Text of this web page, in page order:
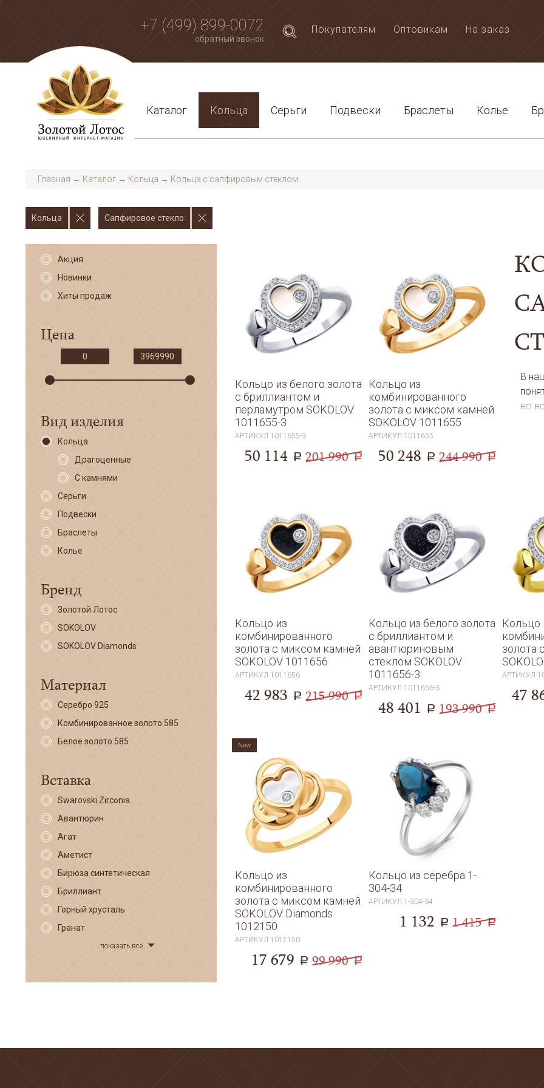
+7 (499) 899-0072
обратный звонок
Покупателям Оптовикам На заказ
Каталог Кольца Серьги Подвески Браслеты Колье
Главная → Каталог → Кольца → Кольца с сапфировым стеклом
Кольца Сапфировое стекло
Акция
Новинки
Хиты продаж
Цена
Вид изделия
Кольца
Драгоценные
С камнями
Серьги
Подвески
Браслеты
Колье
Бренд
Золотой Лотос
SOKOLOV
SOKOLOV Diamonds
Материал
Серебро 925
Комбинированное золото 585
Белое золото 585
Вставка
Swarovski Zirconia
Авантюрин
Агат
Аметист
Бирюза синтетическая
Бриллиант
Горный хрусталь
Гранат
показать всё
В
во
У
две
Кольцо из белого золота
с бриллиантом и
перламутром SOKOLOV
1011655-3
АРТИКУЛ 1011655-3
50 114 a 201 990 a
Кольцо из
комбинированного
золота с миксом камней
SOKOLOV 1011655
АРТИКУЛ 1011655
50 248 a 244 990 a
Кольцо из
комбинированного
золота с миксом камней
SOKOLOV 1011656
АРТИКУЛ 1011656
42 983 a 215 990 a
Кольцо из белого золота
с бриллиантом и
авантюриновым
стеклом SOKOLOV
1011656-3
АРТИКУЛ 1011656-3
48 401 a 193 990 a
Кольцо
золота
АРТИКУЛ
47
Кольцо из
комбинированного
золота с миксом камней
SOKOLOV Diamonds
1012150
АРТИКУЛ 1012150
17 679 a 99 990 a
New
Кольцо из серебра 1-
304-34
АРТИКУЛ 1-304-34
1 132 a 1 415 a